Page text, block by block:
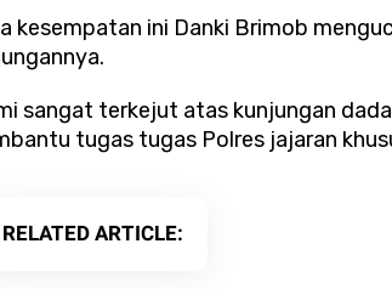
kesempatan ini Danki Brimob
sangat terkejut atas kunjungan
tugas tugas Polres jajaran
RELATED ARTICLE